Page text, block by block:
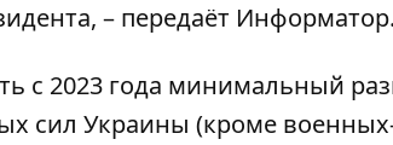
, – передаёт Информатор.
с 2023 года минимальный
сил Украины (кроме